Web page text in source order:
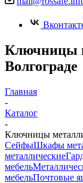
Ключницы
Волгограде
Главная
-
Каталог
-
Ключницы
СейфыШкафы
металлические
мебель
мебельПочтовые